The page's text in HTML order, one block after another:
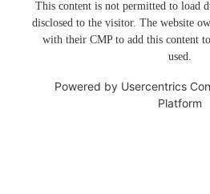
This content is not permitted to load
disclosed to the visitor. The website
with their CMP to add this content
used.
Powered by Usercentrics
Platform